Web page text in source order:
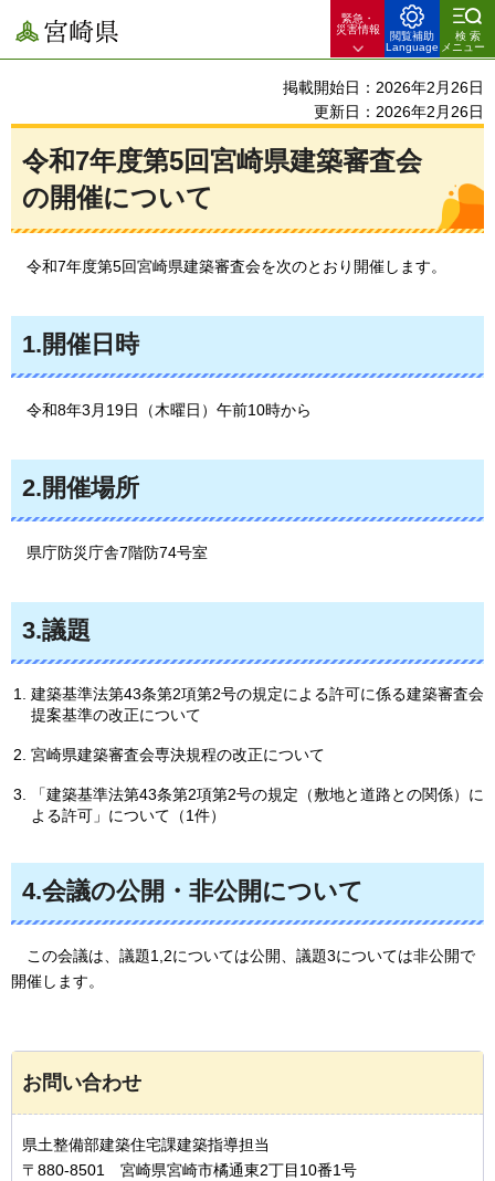
宮崎県
緊急・
災害情報
閲覧補助
Language
検索
メニュー
掲載開始日：2026年2月26日
更新日：2026年2月26日
令和7年度第5回宮崎県建築審査会
の開催について
令和7年度第5回宮崎県建築審査会を次のとおり開催します。
1.開催日時
令和8年3月19日（木曜日）午前10時から
2.開催場所
県庁防災庁舎7階防74号室
3.議題
建築基準法第43条第2項第2号の規定による許可に係る建築審査会
提案基準の改正について
宮崎県建築審査会専決規程の改正について
「建築基準法第43条第2項第2号の規定（敷地と道路との関係）に
よる許可」について（1件）
4.会議の公開・非公開について
この会議は、議題1,2については公開、議題3については非公開で
開催します。
お問い合わせ
県土整備部建築住宅課建築指導担当
〒880-8501 宮崎県宮崎市橘通東2丁目10番1号